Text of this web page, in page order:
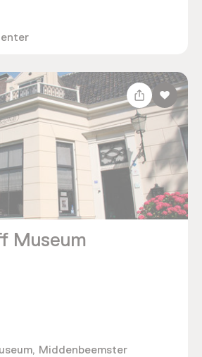
Museum
Middenbeemster